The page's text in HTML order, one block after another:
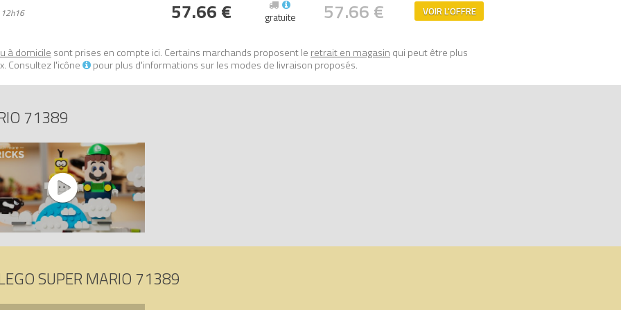
conformes aux normes les plus rigoureuses du secteur du jouet ; ils sont compatibles entre eux et
tests rigoureux pour s’assurer qu’elles sont conformes aux normes de sécurité les plus strictes.
57.66 € 57.66 € VOIR L'OFFRE
gratuite
à domicile sont prises en compte ici. Certains marchands proposent le retrait en magasin qui peut être plus
Consultez l'icône
pour plus d'informations sur les modes de livraison proposés.
71389
SUPER MARIO 71389